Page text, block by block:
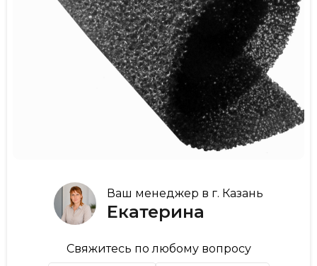
Ваш менеджер в г. Казань
Екатерина
Свяжитесь по любому вопросу